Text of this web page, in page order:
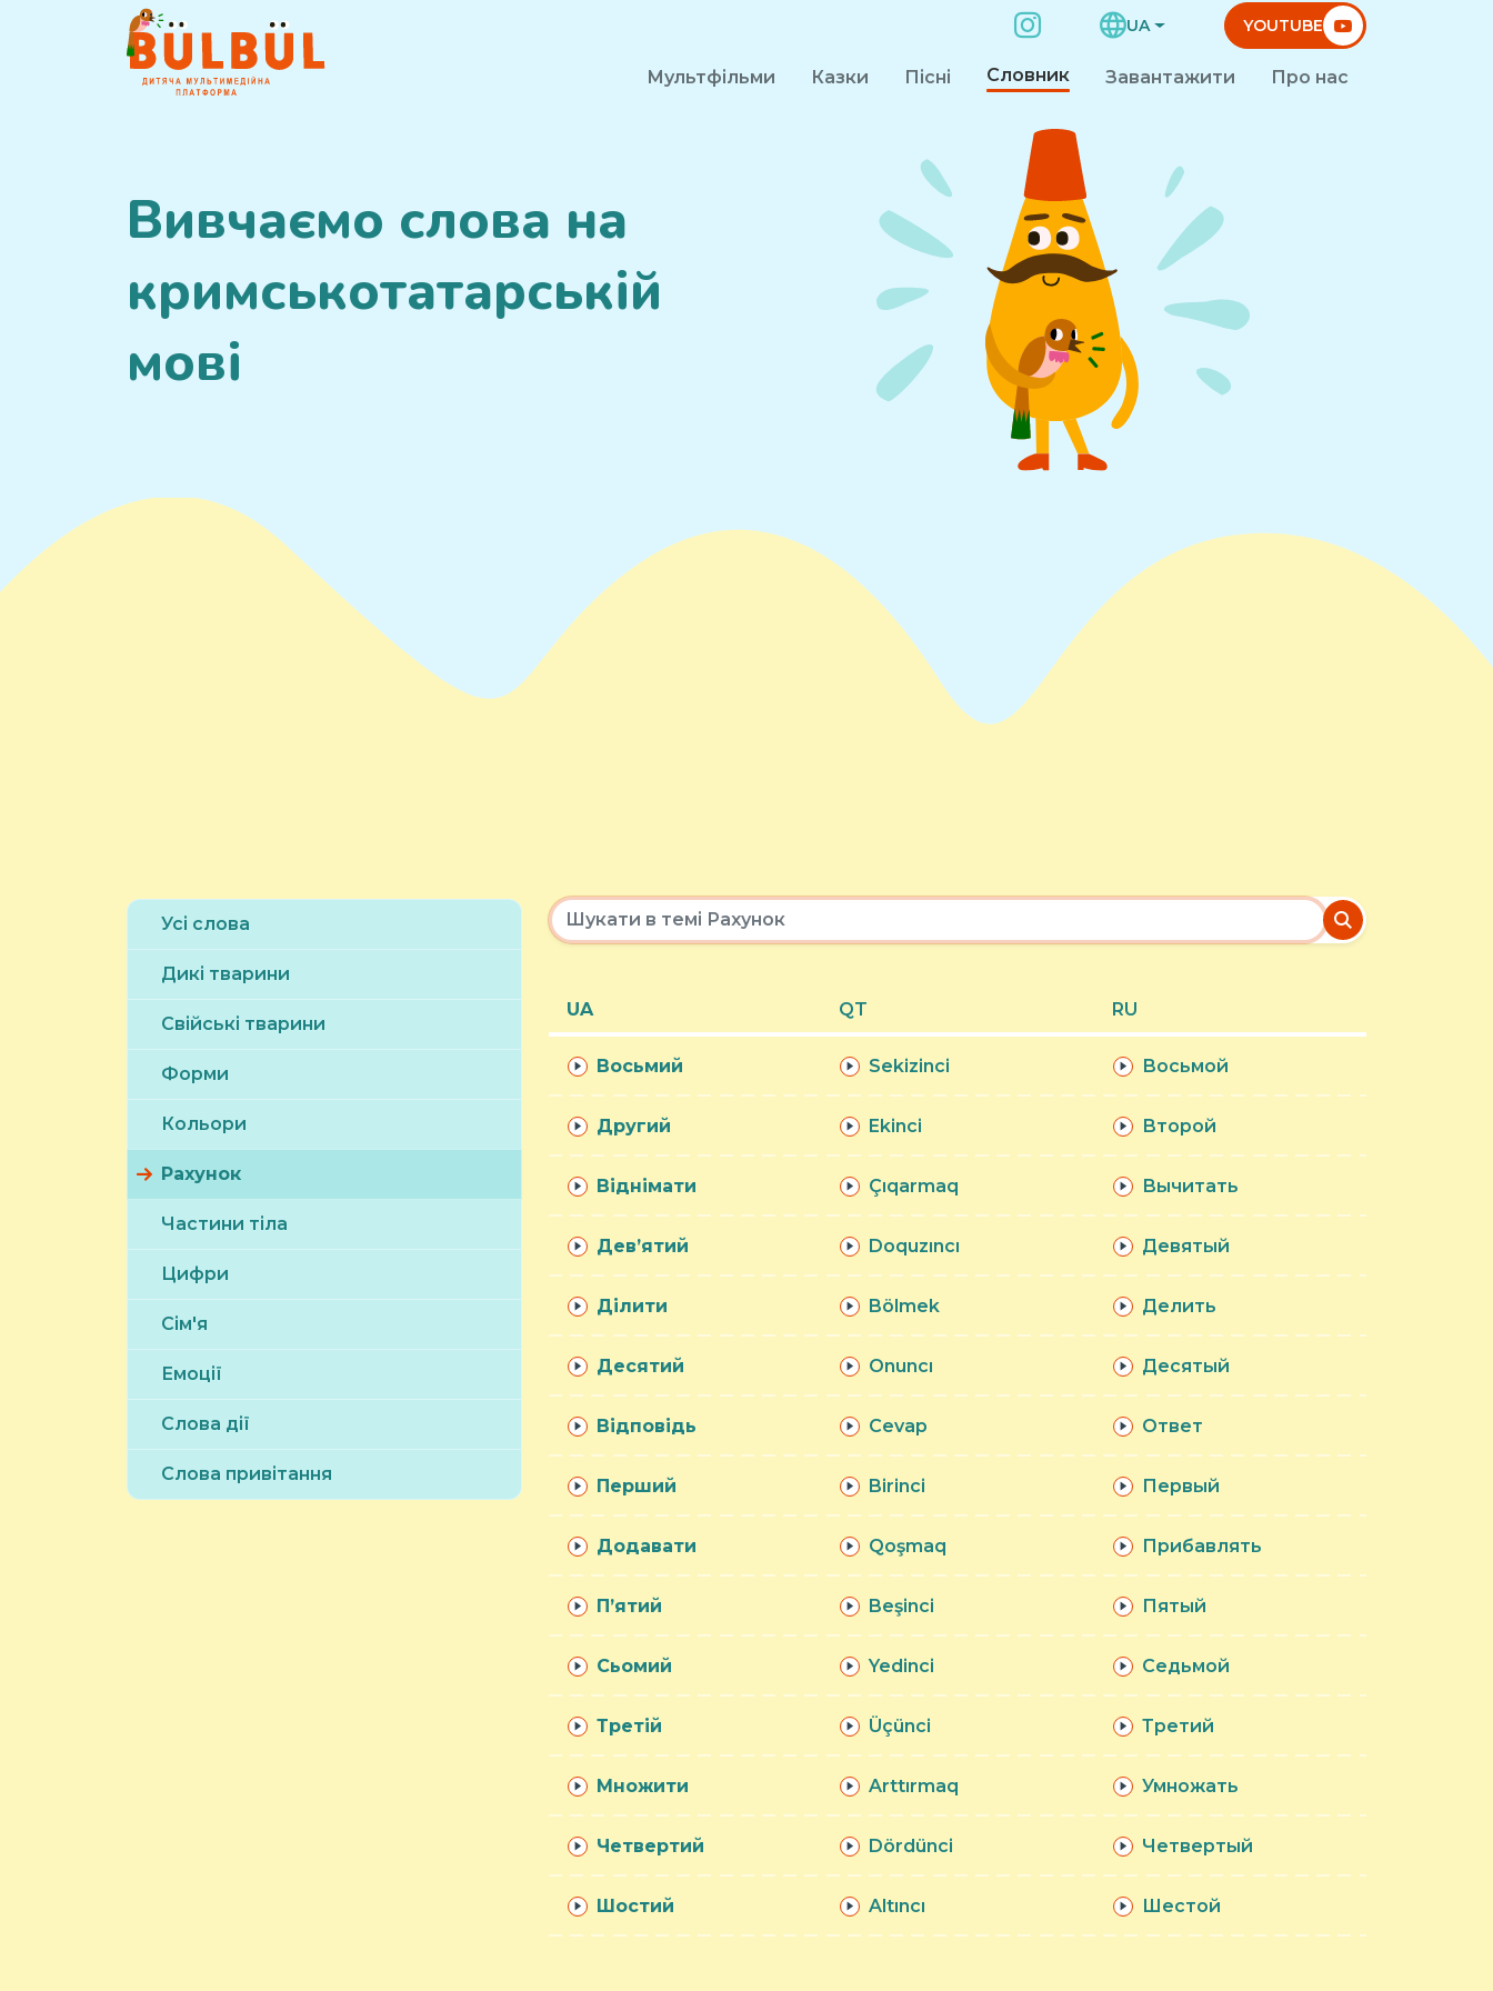
UA YOUTUBE
Мультфільми Казки Пісні Словник Завантажити Про нас
Вивчаємо слова на
кримськотатарській
мові
Усі слова
Дикі тварини
Свійські тварини
Форми
Кольори
Рахунок
Частини тіла
Цифри
Сім'я
Емоції
Слова дії
Cлова привітання
UA QT RU
Восьмий Sekizinci Восьмой
Другий Ekinci Второй
Віднімати Çıqarmaq Вычитать
Дев’ятий Doquzıncı Девятый
Ділити Bölmek Делить
Десятий Onuncı Десятый
Відповідь Cevap Ответ
Перший Birinci Первый
Додавати Qoşmaq Прибавлять
П’ятий Beşinci Пятый
Сьомий Yedinci Седьмой
Третій Üçünci Третий
Множити Arttırmaq Умножать
Четвертий Dördünci Четвертый
Шостий Altıncı Шестой